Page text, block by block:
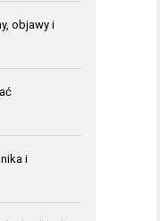
objawy i
i